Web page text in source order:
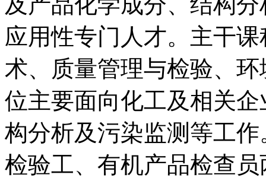
应用性专门人才。主干
术、质量管理与检验、
位主要面向化工及相关
构分析及污染监测等工
检验工、有机产品检查